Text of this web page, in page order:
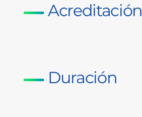
Acreditación
Duración